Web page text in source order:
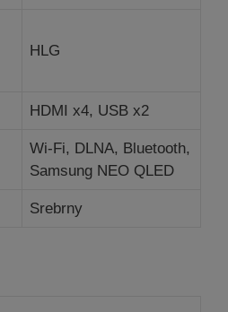
HLG
HDMI x4, USB x2
Wi-Fi, DLNA, Bluetooth,
Samsung NEO QLED
Srebrny